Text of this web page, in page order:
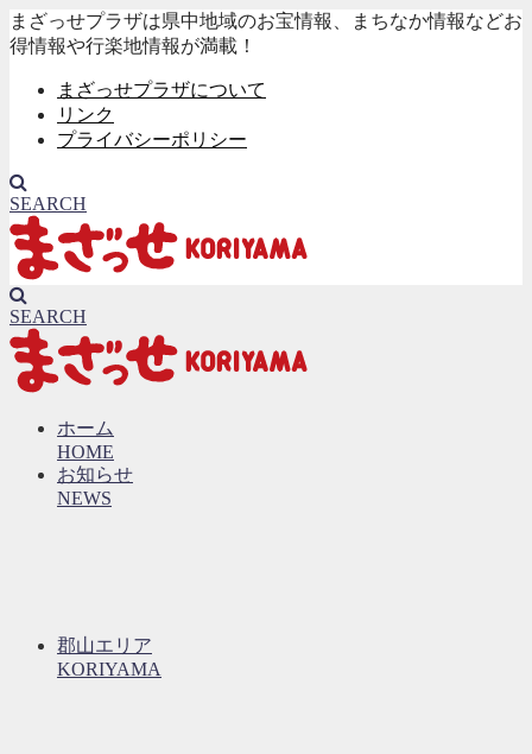
まざっせプラザは県中地域のお宝情報、まちなか情報などお
得情報や行楽地情報が満載！
まざっせプラザについて
リンク
プライバシーポリシー
SEARCH
SEARCH
ホーム
HOME
お知らせ
NEWS
郡山エリア
KORIYAMA